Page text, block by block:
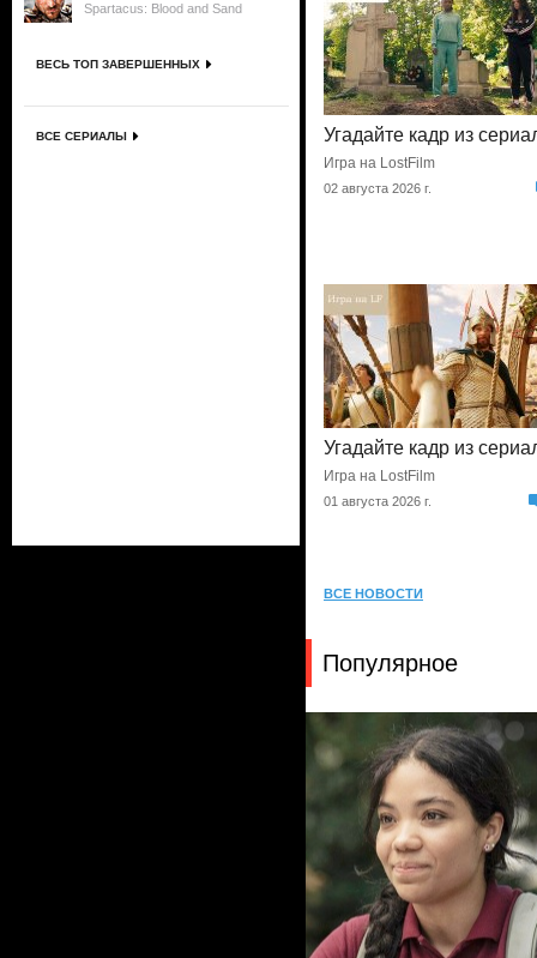
Spartacus: Blood and Sand
ВЕСЬ ТОП ЗАВЕРШЕННЫХ
ВСЕ СЕРИАЛЫ Угадайте кадр из
Игра на LostFilm
02 августа 2026 г.
Угадайте кадр из
Игра на LostFilm
01 августа 2026 г.
ВСЕ НОВОСТИ
Популярное